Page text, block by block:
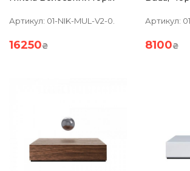
Артикул: 01-NIK-MUL-V2-0.
16250₴
Артикул:
8100₴